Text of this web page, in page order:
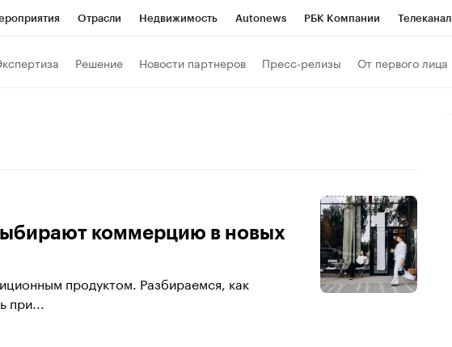
Отрасли Недвижимость Autonews РБК Компании Телеканал
Решение Новости партнеров Пресс-релизы От первого лица
коммерцию в новых
продуктом. Разбираемся, как
при...